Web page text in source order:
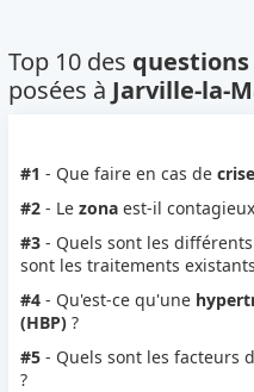
Top 10 des
posées à Jarville-la-
#1 - Que faire en cas de
#2 - Lezona est-il
#3 - Quels sont les
sont les traitements
#4 - Qu'est-ce qu'une
(HBP) ?
#5 - Quels sont les facteurs
?